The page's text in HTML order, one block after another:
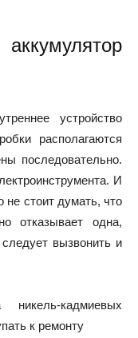
устройство
располагаются
последовательно.
И
не стоит думать, что
отказывает одна,
вызвонить и